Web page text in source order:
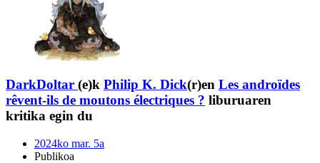
DarkDoltar (e)k Philip K. Dick(r)en Les androïdes
rêvent-ils de moutons électriques ? liburuaren
kritika egin du
2024ko mar. 5a
Publikoa